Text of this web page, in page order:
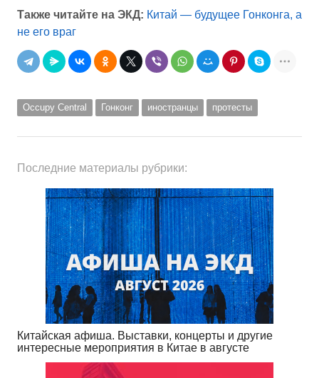
Также читайте на ЭКД: Китай — будущее Гонконга, а
не его враг
Occupy Central Гонконг иностранцы протесты
Последние материалы рубрики:
Китайская афиша. Выставки, концерты и другие
интересные мероприятия в Китае в августе